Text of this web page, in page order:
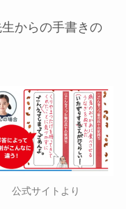
からの手書きの
公式サイトより